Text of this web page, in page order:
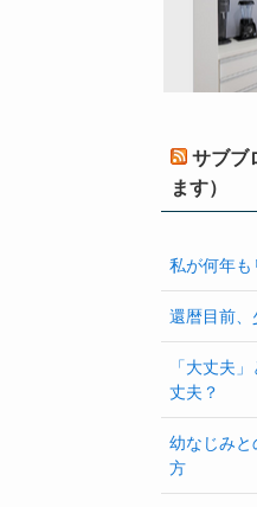
サブブ
ます）
私が何年も
還暦目前、
「大丈夫
丈夫？
幼なじみと
方